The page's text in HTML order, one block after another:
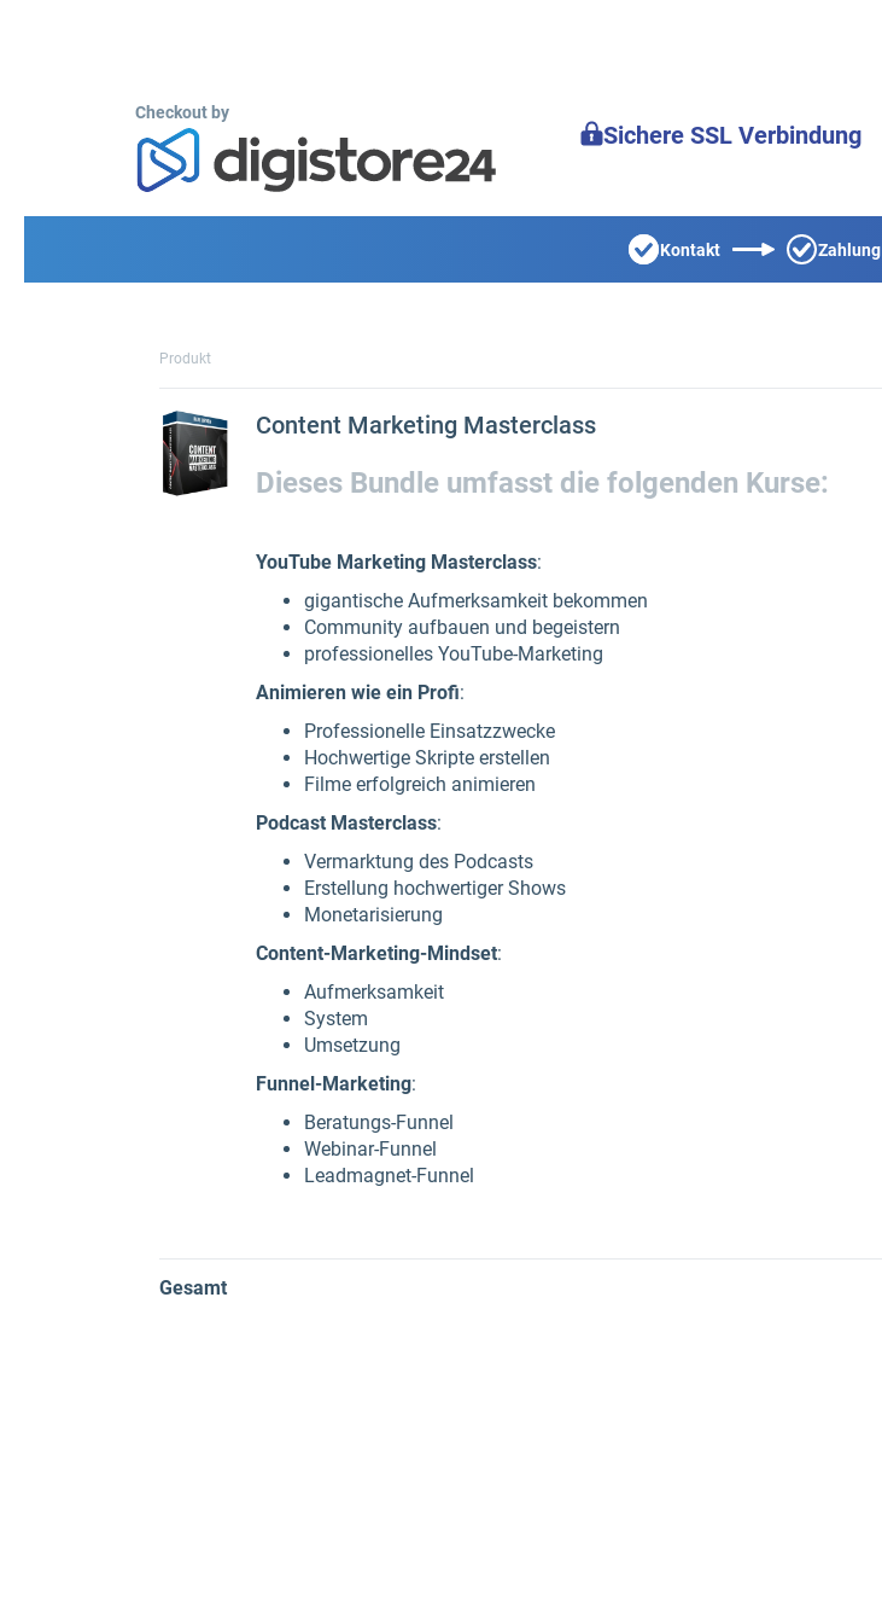
Checkout by
Sichere SSL Verbindung
Kontakt Zahlung
Produkt
Content Marketing Masterclass
Dieses Bundle umfasst die folgenden Kurse:
YouTube Marketing Masterclass:
gigantische Aufmerksamkeit bekommen
Community aufbauen und begeistern
professionelles YouTube-Marketing
Animieren wie ein Profi:
Professionelle Einsatzzwecke
Hochwertige Skripte erstellen
Filme erfolgreich animieren
Podcast Masterclass:
Vermarktung des Podcasts
Erstellung hochwertiger Shows
Monetarisierung
Content-Marketing-Mindset:
Aufmerksamkeit
System
Umsetzung
Funnel-Marketing:
Beratungs-Funnel
Webinar-Funnel
Leadmagnet-Funnel
Gesamt